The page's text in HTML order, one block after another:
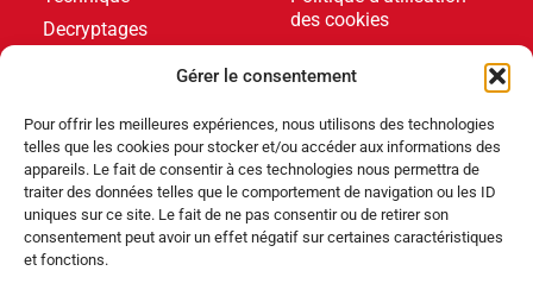
Gérer le consentement
Pour offrir les meilleures expériences, nous utilisons des technologies
telles que les cookies pour stocker et/ou accéder aux informations des
appareils. Le fait de consentir à ces technologies nous permettra de
traiter des données telles que le comportement de navigation ou les ID
uniques sur ce site. Le fait de ne pas consentir ou de retirer son
consentement peut avoir un effet négatif sur certaines caractéristiques
et fonctions.
Decryptages
des cookies
DERNIERS ARTICLES
Événements,Produits